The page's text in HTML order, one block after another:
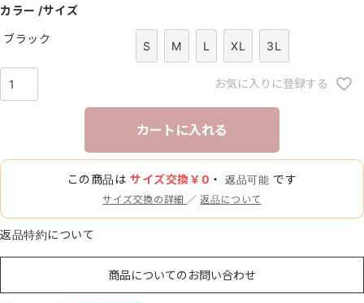
須
カラー サイズ
ブラック
S M L XL 3L
お気に入りに登録する
カートに入れる
この商品はサイズ交換￥0 ・返品可能 です
サイズ交換の詳細 ／返品について
返品特約について
商品についてのお問い合わせ